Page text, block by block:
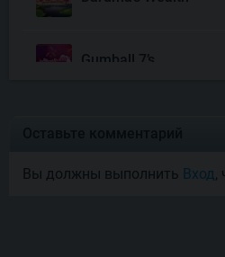
Gumball 7’s
Money Mariachi
Вы должны выполнить Вход,